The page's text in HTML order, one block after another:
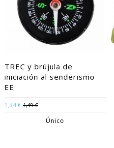
TREC y brújula de
iniciación al senderismo
EE
1,34 € 1,49 €
Único